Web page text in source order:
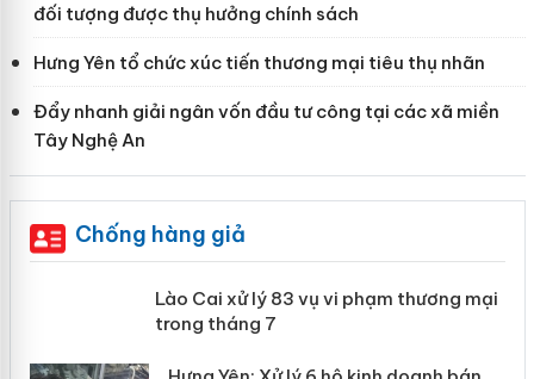
đối tượng được thụ hưởng chính sách
Hưng Yên tổ chức xúc tiến thương mại tiêu thụ nhãn
Đẩy nhanh giải ngân vốn đầu tư công tại các xã miền
Tây Nghệ An
Chống hàng giả
Lào Cai xử lý 83 vụ vi phạm thương
mại trong tháng 7